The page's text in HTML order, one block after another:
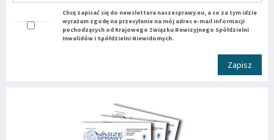
Chcę zapisać się do newslettera naszesprawy.eu, a co za tym idzie
wyrażam zgodę na przesyłanie na mój adres e-mail informacji
pochodzących od Krajowego Związku Rewizyjnego Spółdzielni
Inwalidów i Spółdzielni Niewidomych.
Zapisz